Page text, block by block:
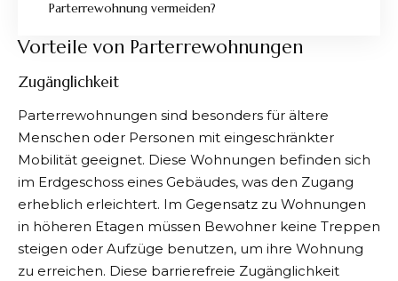
Parterrewohnung vermeiden?
Vorteile von Parterrewohnungen
Zugänglichkeit
Parterrewohnungen sind besonders für ältere
Menschen oder Personen mit eingeschränkter
Mobilität geeignet. Diese Wohnungen befinden sich
im Erdgeschoss eines Gebäudes, was den Zugang
erheblich erleichtert. Im Gegensatz zu Wohnungen
in höheren Etagen müssen Bewohner keine Treppen
steigen oder Aufzüge benutzen, um ihre Wohnung
zu erreichen. Diese barrierefreie Zugänglichkeit